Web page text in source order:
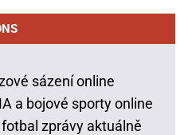
sázení online
a bojové sporty online
zprávy aktuálně